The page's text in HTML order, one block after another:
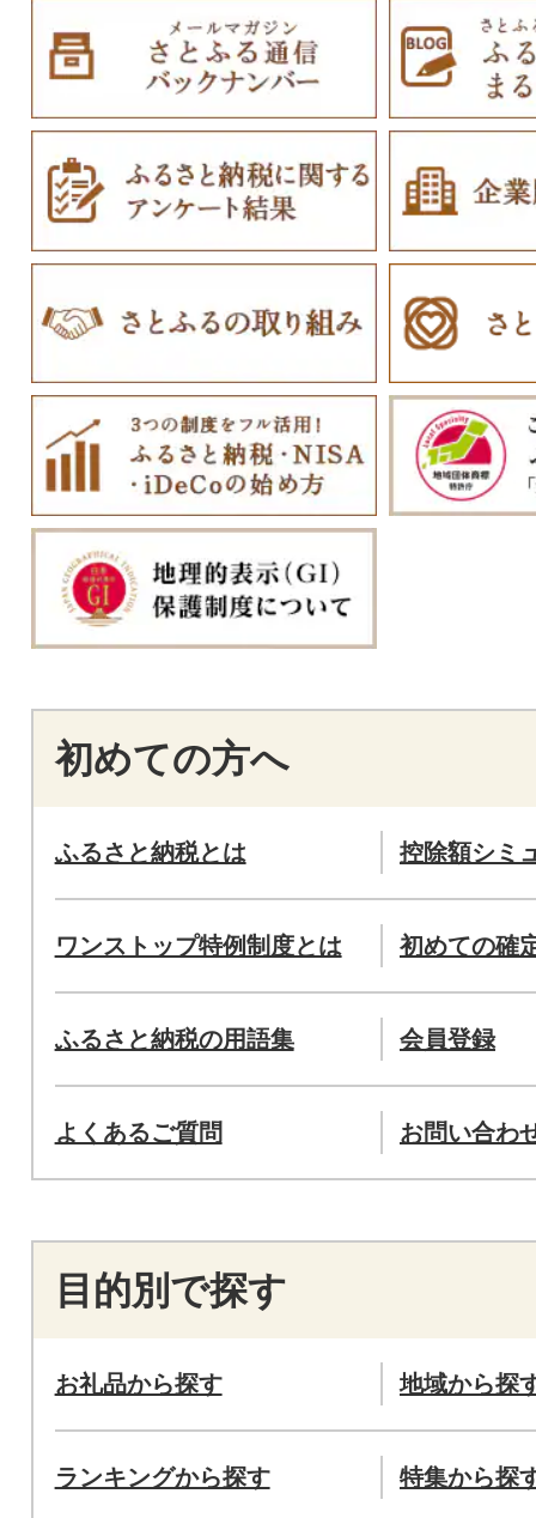
初めての方へ
ふるさと納税とは 控除額シミ
ワンストップ特例制度とは 初めての確
ふるさと納税の用語集 会員登録
よくあるご質問 お問い合わ
目的別で探す
お礼品から探す 地域から探
ランキングから探す 特集から探